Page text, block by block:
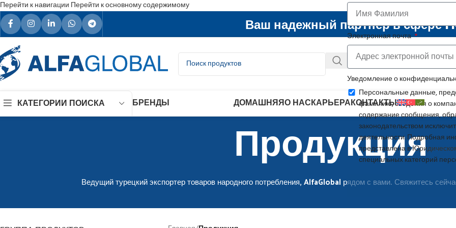
Перейти к навигации Перейти к основному содержимому
Ваш надежный партнер в сфере
Электронная почта
Уведомление о
Персональные данные,
фамилию, сведения о
содержание сообщения,
законодательством
деятельности. Подробная
представлена в
специальных категорий
КАТЕГОРИИ ПОИСКА БРЕНДЫ ДОМАШНЯЯО НАСКАРЬЕРАКОНТАКТЫ
Продукция
Ведущий турецкий экспортер товаров народного потребления, AlfaGlobal рядом с вами. Свяжитесь